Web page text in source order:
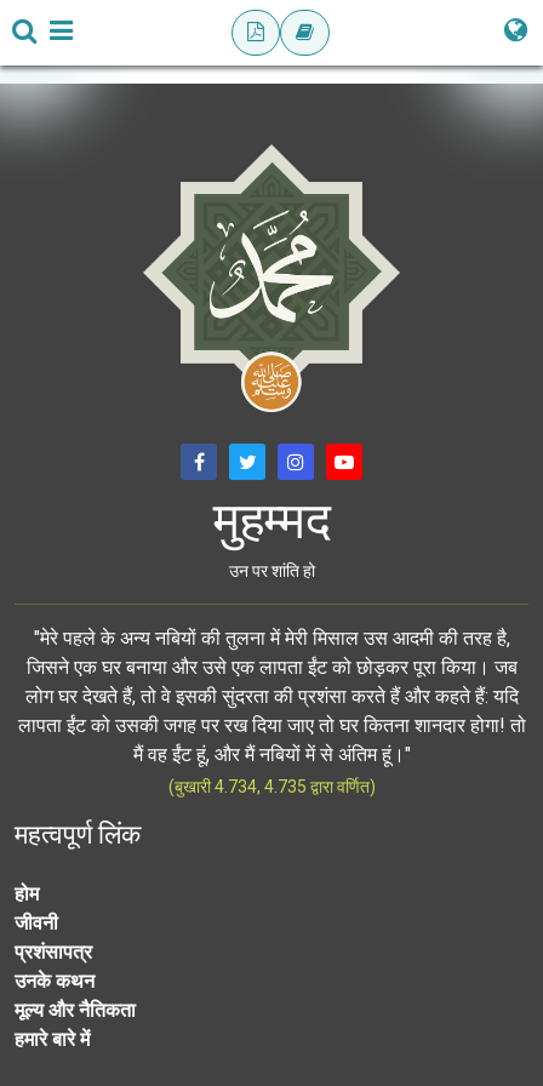
मुहम्मद
उन पर शांति हो
"मेरे पहले के अन्य नबियों की तुलना में मेरी मिसाल उस आदमी की तरह है,
जिसने एक घर बनाया और उसे एक लापता ईंट को छोड़कर पूरा किया। जब
लोग घर देखते हैं, तो वे इसकी सुंदरता की प्रशंसा करते हैं और कहते हैं: यदि
लापता ईंट को उसकी जगह पर रख दिया जाए तो घर कितना शानदार होगा! तो
मैं वह ईंट हूं, और मैं नबियों में से अंतिम हूं।"
(बुखारी 4.734, 4.735 द्वारा वर्णित)
महत्वपूर्ण लिंक
होम
जीवनी
प्रशंसापत्र
उनके कथन
मूल्य और नैतिकता
हमारे बारे में